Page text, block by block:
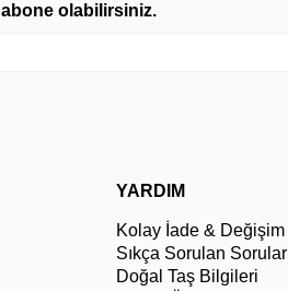
abone olabilirsiniz.
YARDIM
Kolay İade & Değişim
Sıkça Sorulan Sorular
Doğal Taş Bilgileri